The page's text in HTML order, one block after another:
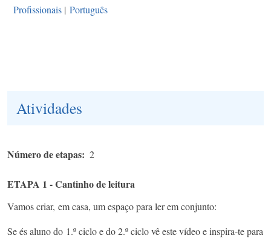
Profissionais | Português
Atividades
Número de etapas 2
ETAPA 1 - Cantinho de leitura
Vamos criar, em casa, um espaço para ler em conjunto:
Se és aluno do 1.º ciclo e do 2.º ciclo vê este vídeo e inspira-te para